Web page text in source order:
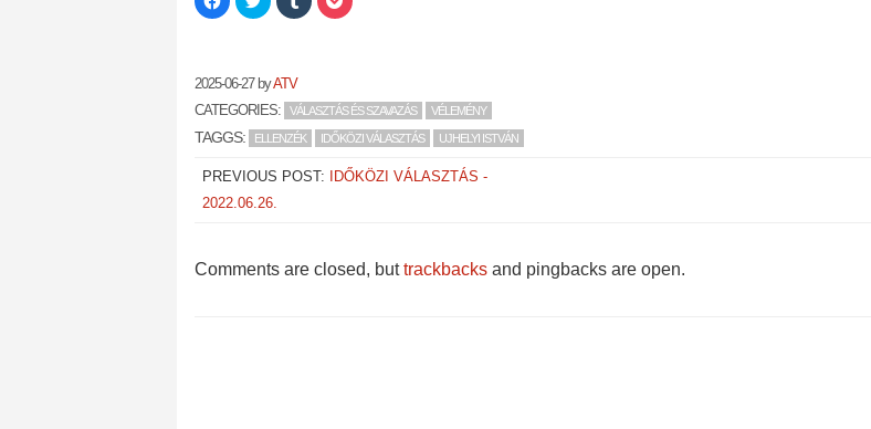
to
share
in
new
window)
to
share
in
new
window)
to
share
window)
to
window)
2025-06-27byATV
CATEGORIES:
VÁLASZTÁS ÉS SZAVAZÁS VÉLEMÉNY
TAGGS: ELLENZÉK IDŐKÖZI VÁLASZTÁS UJHELYI ISTVÁN
PREVIOUS POST:
IDŐKÖZI VÁLASZTÁS -
2022.06.26.
Comments are closed, buttrackbacks and pingbacks are open.